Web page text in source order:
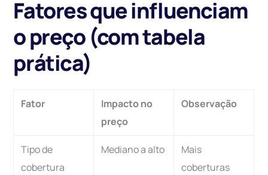
Fatores que influenciam
o preço (com tabela
prática)
Fator
Impacto no
preço
Observação
Tipo de
cobertura
Mediano a alto
Mais
coberturas